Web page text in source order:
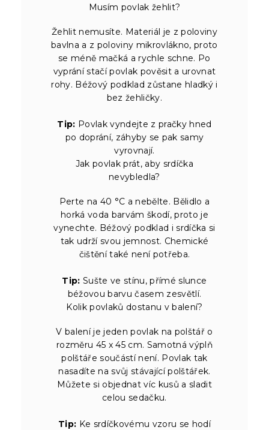
Musím povlak žehlit?
Žehlit nemusíte. Materiál je z poloviny
bavlna a z poloviny mikrovlákno, proto
se méně mačká a rychle schne. Po
vyprání stačí povlak pověsit a urovnat
rohy. Béžový podklad zůstane hladký i
bez žehličky.
Tip: Povlak vyndejte z pračky hned
po doprání, záhyby se pak samy
vyrovnají.
Jak povlak prát, aby srdíčka
nevybledla?
Perte na 40 °C a nebělte. Bělidlo a
horká voda barvám škodí, proto je
vynechte. Béžový podklad i srdíčka si
tak udrží svou jemnost. Chemické
čištění také není potřeba.
Tip: Sušte ve stínu, přímé slunce
béžovou barvu časem zesvětlí.
Kolik povlaků dostanu v balení?
V balení je jeden povlak na polštář o
rozměru 45 x 45 cm. Samotná výplň
polštáře součástí není. Povlak tak
nasadíte na svůj stávající polštářek.
Můžete si objednat víc kusů a sladit
celou sedačku.
Tip: Ke srdíčkovému vzoru se hodí